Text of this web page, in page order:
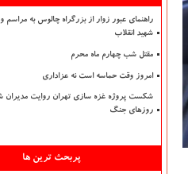
راهنمای عبور زوار از بزرگراه چالوس به مراسم
شهید انقلاب
مقتل شب چهارم ماه محرم
امروز وقت حماسه است نه عزاداری
شکست پروژه غزه سازی تهران روایت مدیران
روزهای جنگ
پربحث ترین ها